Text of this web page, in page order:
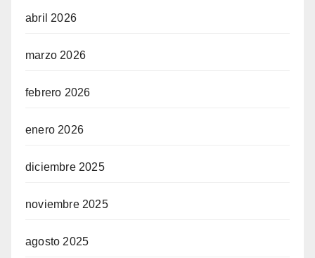
abril 2026
marzo 2026
febrero 2026
enero 2026
diciembre 2025
noviembre 2025
agosto 2025